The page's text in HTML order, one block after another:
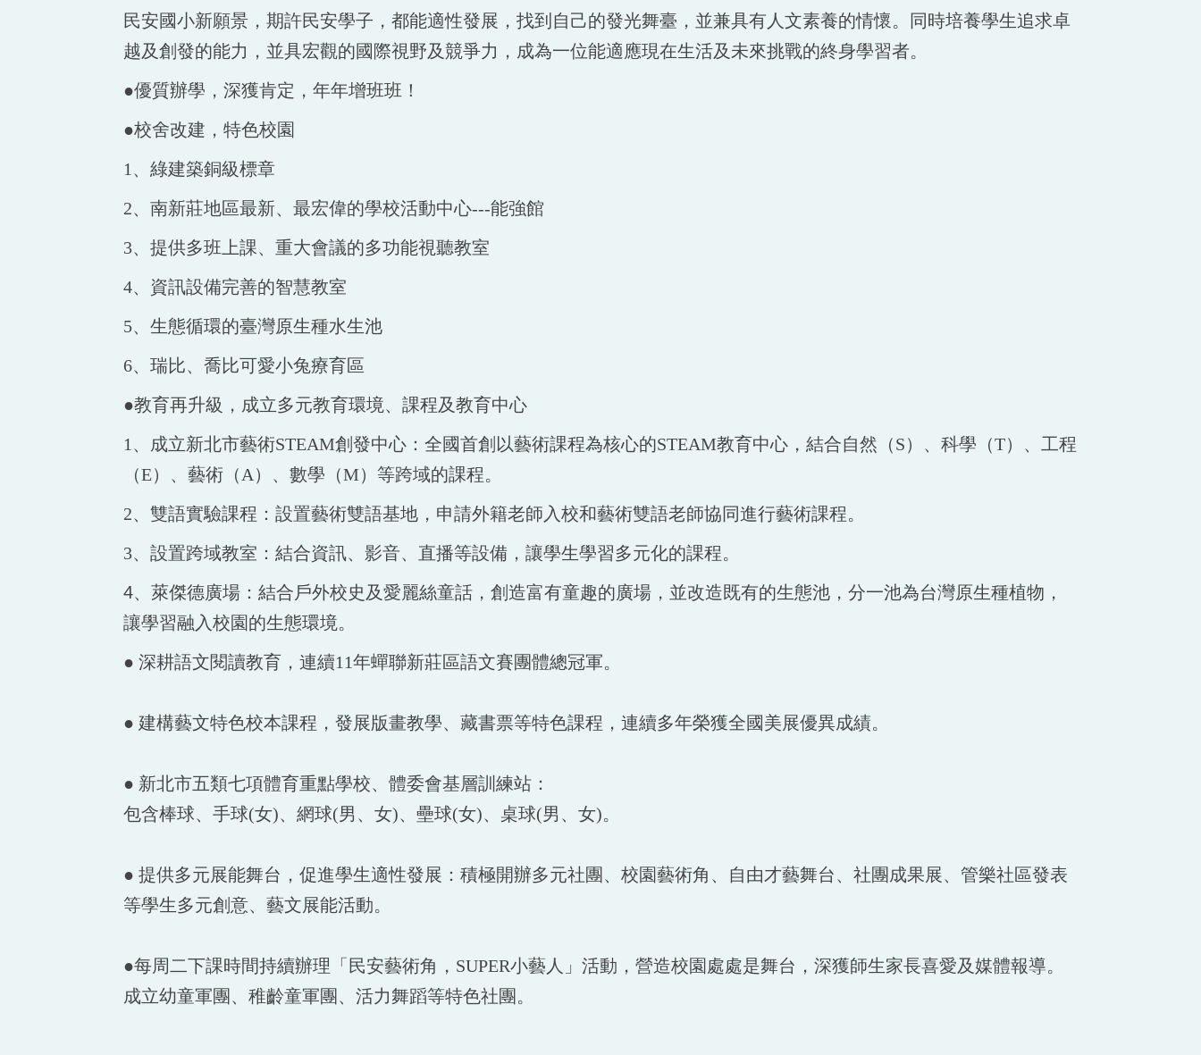
民安國小新願景，期許民安學子，都能適性發展，找到自己的發光舞臺，並兼具有人文素養的情懷。同時培養學生追求卓
越及創發的能力，並具宏觀的國際視野及競爭力，成為一位能適應現在生活及未來挑戰的終身學習者。
●優質辦學，深獲肯定，年年增班班！
●校舍改建，特色校園
1、綠建築銅級標章
2、南新莊地區最新、最宏偉的學校活動中心---能強館
3、提供多班上課、重大會議的多功能視聽教室
4、資訊設備完善的智慧教室
5、生態循環的臺灣原生種水生池
6、瑞比、喬比可愛小兔療育區
●教育再升級，成立多元教育環境、課程及教育中心
1、成立新北市藝術STEAM創發中心：全國首創以藝術課程為核心的STEAM教育中心，結合自然（S）、科學（T）、工程
（E）、藝術（A）、數學（M）等跨域的課程。
2、雙語實驗課程：設置藝術雙語基地，申請外籍老師入校和藝術雙語老師協同進行藝術課程。
3、設置跨域教室：結合資訊、影音、直播等設備，讓學生學習多元化的課程。
4、 萊傑德廣場：結合戶外校史及愛麗絲童話，創造富有童趣的廣場，並改造既有的生態池，分一池為台灣原生種植物，
讓學習融入校園的生態環境。
● 深耕語文閱讀教育，連續11年蟬聯新莊區語文賽團體總冠軍。
● 建構藝文特色校本課程，發展版畫教學、藏書票等特色課程，連續多年榮獲全國美展優異成績。
● 新北市五類七項體育重點學校、體委會基層訓練站：
包含棒球、手球(女)、網球(男、女)、壘球(女)、桌球(男、女)。
● 提供多元展能舞台，促進學生適性發展：積極開辦多元社團、校園藝術角、自由才藝舞台、社團成果展、管樂社區發表
等學生多元創意、藝文展能活動。
●每周二下課時間持續辦理「民安藝術角，SUPER小藝人」活動，營造校園處處是舞台，深獲師生家長喜愛及媒體報導。
成立幼童軍團、稚齡童軍團、活力舞蹈等特色社團。